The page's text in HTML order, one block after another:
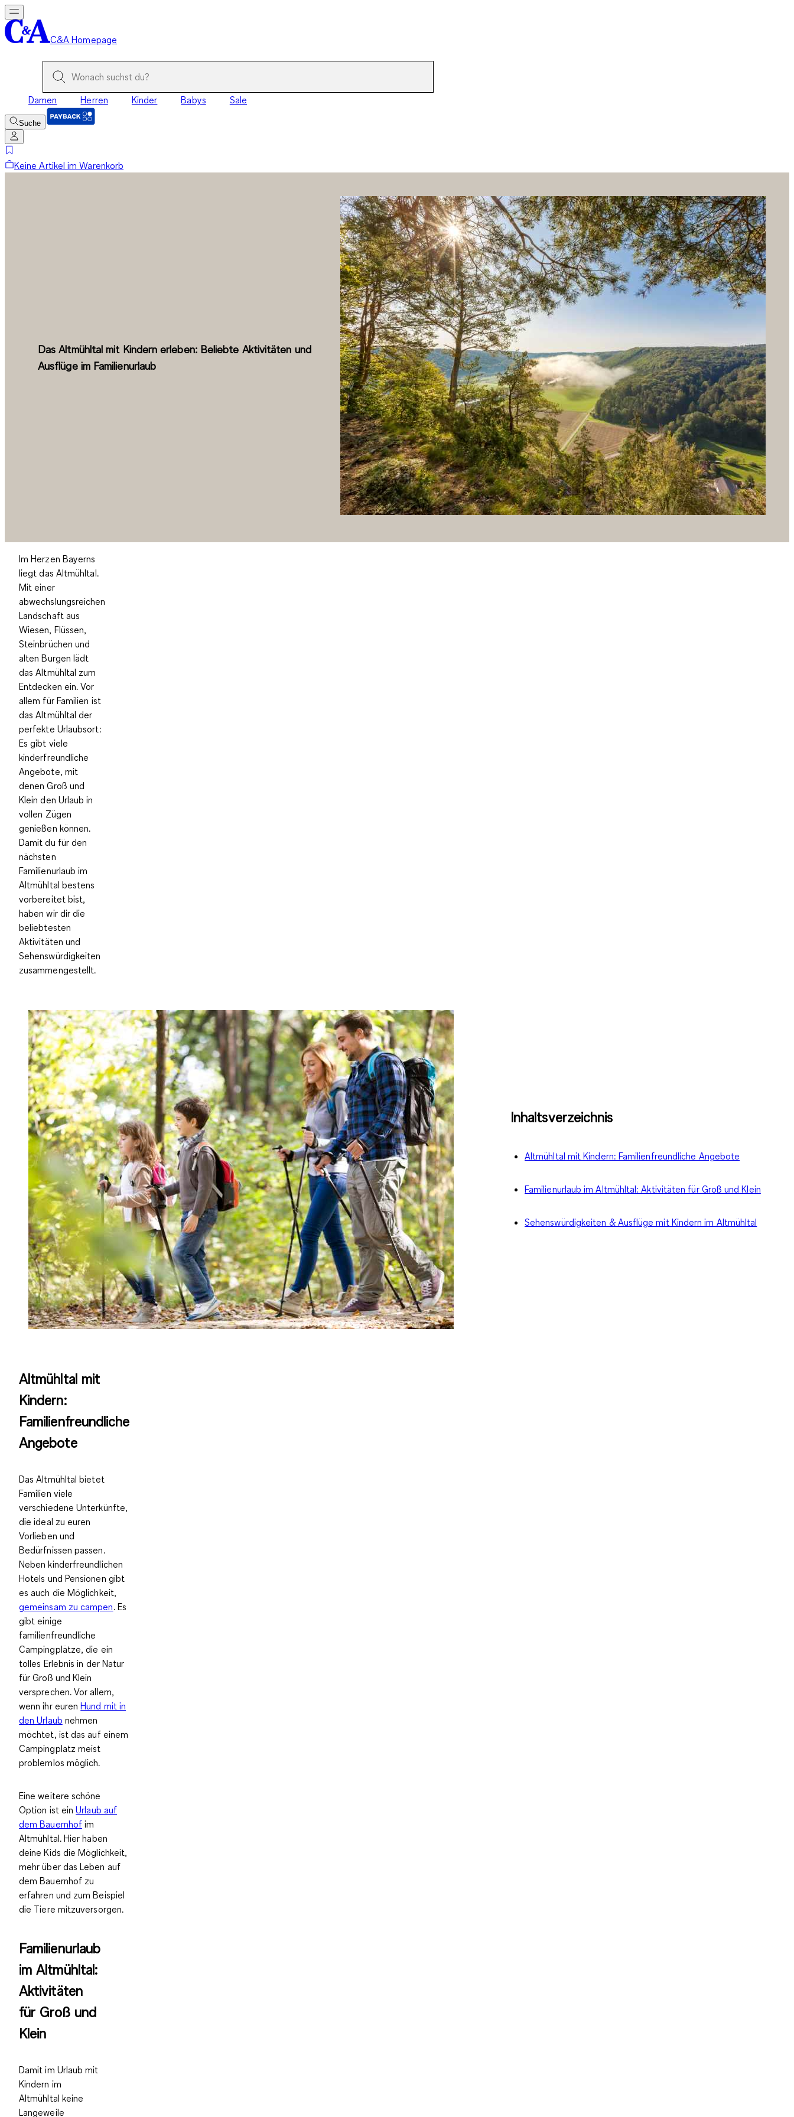
C&A Homepage
Damen Herren Kinder Babys Sale
Suche
Keine Artikel im Warenkorb
Das Altmühltal mit Kindern erleben: Beliebte Aktivitäten und
Ausflüge im Familienurlaub
Im Herzen Bayerns
liegt das Altmühltal.
Mit einer
abwechslungsreichen
Landschaft aus
Wiesen, Flüssen,
Steinbrüchen und
alten Burgen lädt
das Altmühltal zum
Entdecken ein. Vor
allem für Familien ist
das Altmühltal der
perfekte Urlaubsort:
Es gibt viele
kinderfreundliche
Angebote, mit
denen Groß und
Klein den Urlaub in
vollen Zügen
genießen können.
Damit du für den
nächsten
Familienurlaub im
Altmühltal bestens
vorbereitet bist,
haben wir dir die
beliebtesten
Aktivitäten und
Sehenswürdigkeiten
zusammengestellt.
Inhaltsverzeichnis
Altmühltal mit Kindern: Familienfreundliche Angebote
Familienurlaub im Altmühltal: Aktivitäten für Groß und Klein
Sehenswürdigkeiten & Ausflüge mit Kindern im Altmühltal
Altmühltal mit
Kindern:
Familienfreundliche
Angebote
Das Altmühltal bietet
Familien viele
verschiedene Unterkünfte,
die ideal zu euren
Vorlieben und
Bedürfnissen passen.
Nebenkinderfreundlichen
Hotels und Pensionen gibt
es auch die Möglichkeit,
gemeinsam zu campen. Es
gibt einige
familienfreundliche
Campingplätze, die ein
tolles Erlebnis in der Natur
für Groß und Klein
versprechen. Vor allem,
wenn ihr eurenHund mit in
den Urlaub nehmen
möchtet, ist das auf einem
Campingplatz meist
problemlos möglich.
Eine weitere schöne
Option ist einUrlaub auf
dem Bauernhof im
Altmühltal. Hier haben
deine Kids die Möglichkeit,
mehr über das Leben auf
dem Bauernhof zu
erfahren und zum Beispiel
die Tiere mitzuversorgen.
Familienurlaub
im Altmühltal:
Aktivitäten
für Groß und
Klein
Damit im Urlaub mit
Kindern im
Altmühltal keine
Langeweile